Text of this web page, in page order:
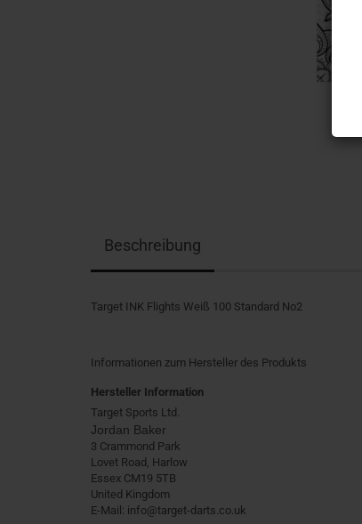
Beschreibung
Target INK Flights Weiß 100 Standard No2
Informationen zum Hersteller des Produkts
Hersteller Information
Target Sports Ltd.
Jordan Baker
3 Crammond Park
Lovet Road, Harlow
Essex CM19 5TB
United Kingdom
E-Mail: info@target-darts.co.uk